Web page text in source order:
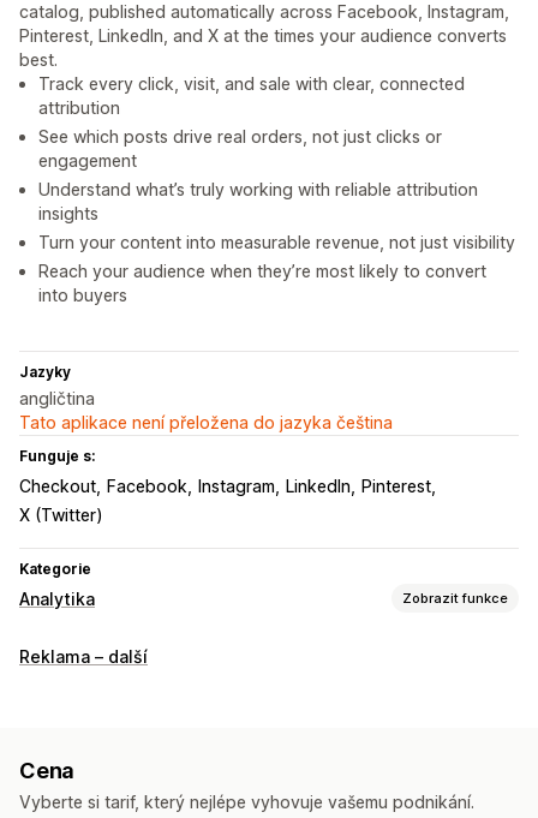
catalog, published automatically across Facebook, Instagram,
Pinterest, LinkedIn, and X at the times your audience converts
best.
Track every click, visit, and sale with clear, connected
attribution
See which posts drive real orders, not just clicks or
engagement
Understand what’s truly working with reliable attribution
insights
Turn your content into measurable revenue, not just visibility
Reach your audience when they’re most likely to convert
into buyers
Jazyky
angličtina
Tato aplikace není přeložena do jazyka čeština
Funguje s:
Checkout Facebook Instagram LinkedIn
Pinterest
X (Twitter)
Kategorie
Analytika Zobrazit funkce
Chování zákazníků
Marketing a prodej
Reklama – další
Cena
Vyberte si tarif, který nejlépe vyhovuje vašemu podnikání.